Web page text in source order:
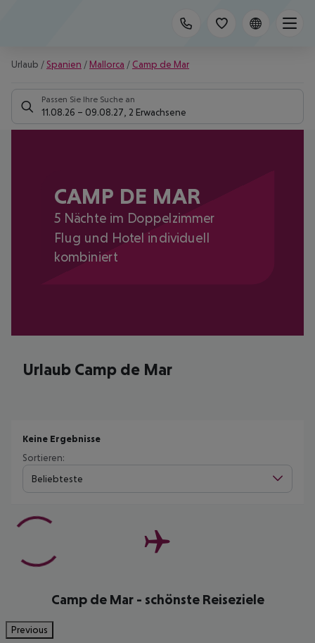
Urlaub / Spanien / Mallorca / Camp de Mar
Passen Sie Ihre Suche an
11.08.26 – 09.08.27 2 Erwachsene
CAMP DE MAR
5 Nächte im Doppelzimmer
Flug und Hotel individuell
kombiniert
Urlaub Camp de Mar
Keine Ergebnisse
Sortieren:
Beliebteste
Camp de Mar - schönste Reiseziele
Previous